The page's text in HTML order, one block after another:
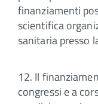
finanziamenti
scientifica
sanitaria presso
12. Il
congressi e a